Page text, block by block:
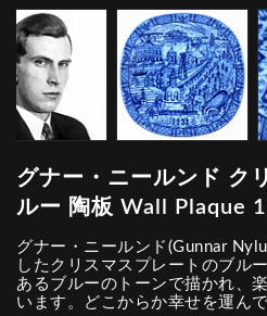
グナー・ニールンド ク
ルー 陶板 Wall Plaque
グナー・ニールンド(Gunnar
したクリスマスプレートのブル
あるブルーのトーンで描かれ、
います。どこからか幸せを運ん